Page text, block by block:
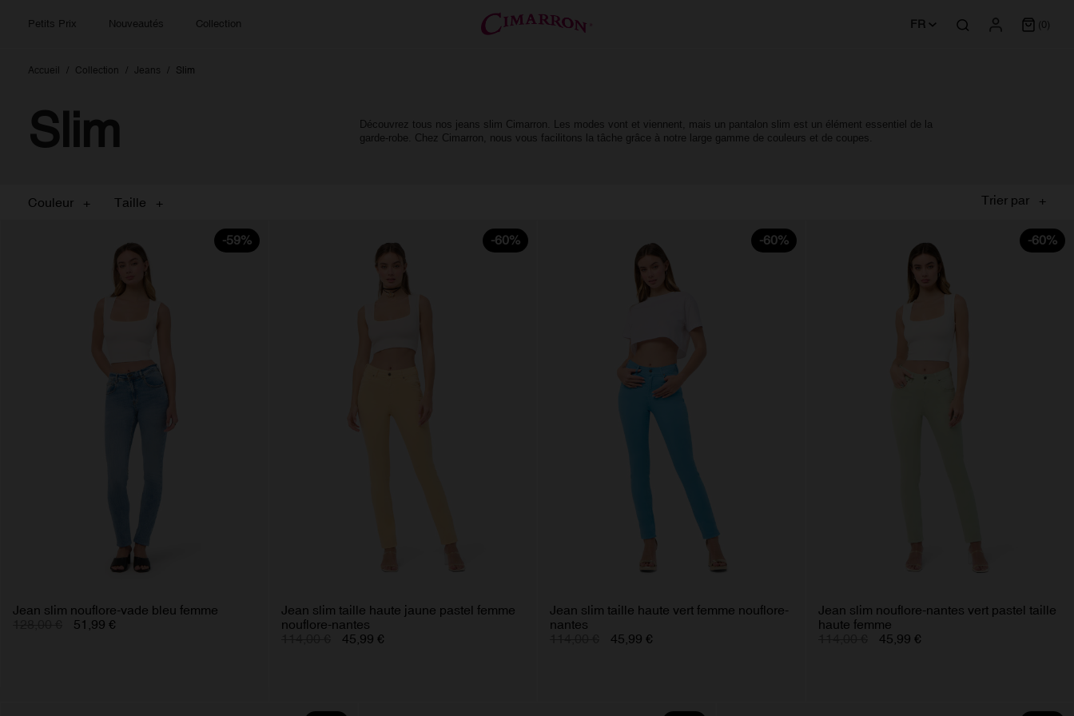
Petits Prix Nouveautés Collection FR (0)
Accueil Collection Jeans Slim
Slim
Découvrez tous nos jeans slim Cimarron. Les modes vont et viennent, mais un pantalon slim est un élément essentiel de la
garde-robe. Chez Cimarron, nous vous facilitons la tâche grâce à notre large gamme de couleurs et de coupes.
Couleur Taille Trier par
Jean slim nouflore-vade bleu femme
-59%
51,99 €
Jean slim taille haute jaune pastel femme
nouflore-nantes
-60%
45,99 €
Jean slim taille haute vert femme nouflore-
nantes
-60%
45,99 €
Jean slim nouflore-nantes vert pastel taille
haute femme
-60%
45,99 €